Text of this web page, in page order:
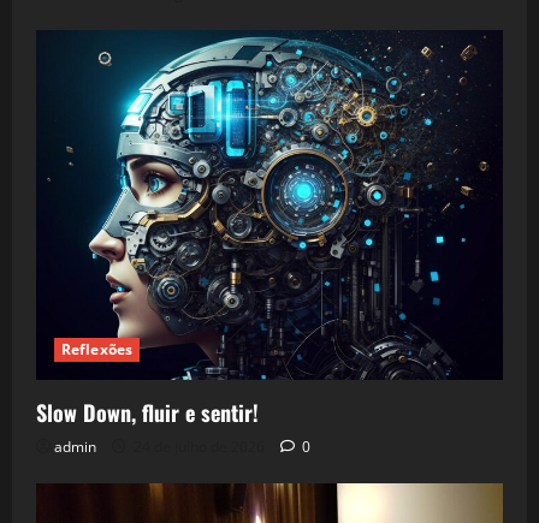
Reflexões
Slow Down, fluir e sentir!
admin 0